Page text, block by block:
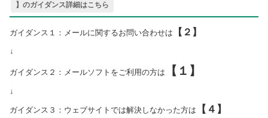
】のガイダンス詳細はこちら
ガイダンス１：メールに関するお問い合わせは 【２】
↓
ガイダンス２：メールソフトをご利用の方は 【１】
↓
ガイダンス３：ウェブサイトでは解決しなかった方は 【４】